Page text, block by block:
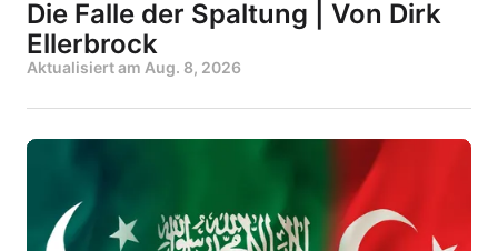
Die Falle der Spaltung | Von Dirk
Ellerbrock
Aktualisiert am Aug. 8, 2026